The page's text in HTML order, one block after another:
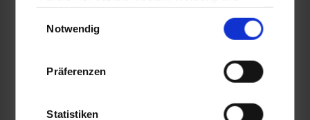
YouTube, Google Maps) führen diese
Daten zusammen, die Sie ihnen bereitgestellt
haben oder die sie im Rahmen Ihrer Nutzung
Notwendig
Präferenzen
Statistiken
Sara Arca Otero